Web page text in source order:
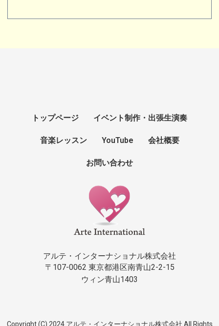
アルテ・インターナショナル株式会社
〒107-0062 東京都港区南青山2-2-15
ウィン青山1403
トップページ イベント制作・出張生演奏
音楽レッスン YouTube 会社概要
お問い合わせ
Copyright (C) 2024 アルテ・インターナショナル株式会社 All Rights